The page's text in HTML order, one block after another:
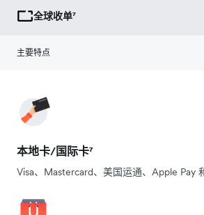
全球收单⁷
主要特点
本地卡/国际卡⁷
Visa、Mastercard、美国运通、Apple Pay